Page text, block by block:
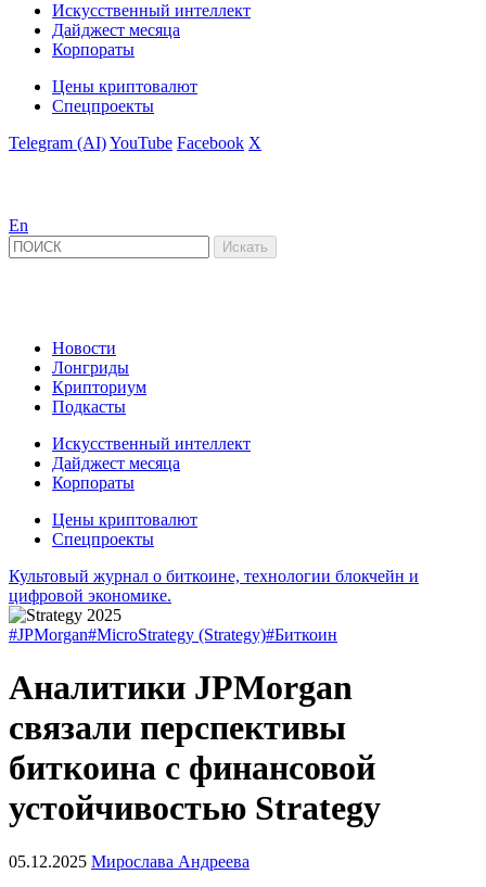
Искусственный интеллект
Дайджест месяца
Корпораты
Цены криптовалют
Спецпроекты
Telegram (AI)YouTube Facebook X
En
Новости
Лонгриды
Крипториум
Подкасты
Искусственный интеллект
Дайджест месяца
Корпораты
Цены криптовалют
Спецпроекты
Культовый журнал о биткоине, технологии блокчейн и
цифровой экономике.
#JPMorgan#MicroStrategy (Strategy)#Биткоин
Аналитики JPMorgan
связали перспективы
биткоина с финансовой
устойчивостью Strategy
05.12.2025 Мирослава Андреева